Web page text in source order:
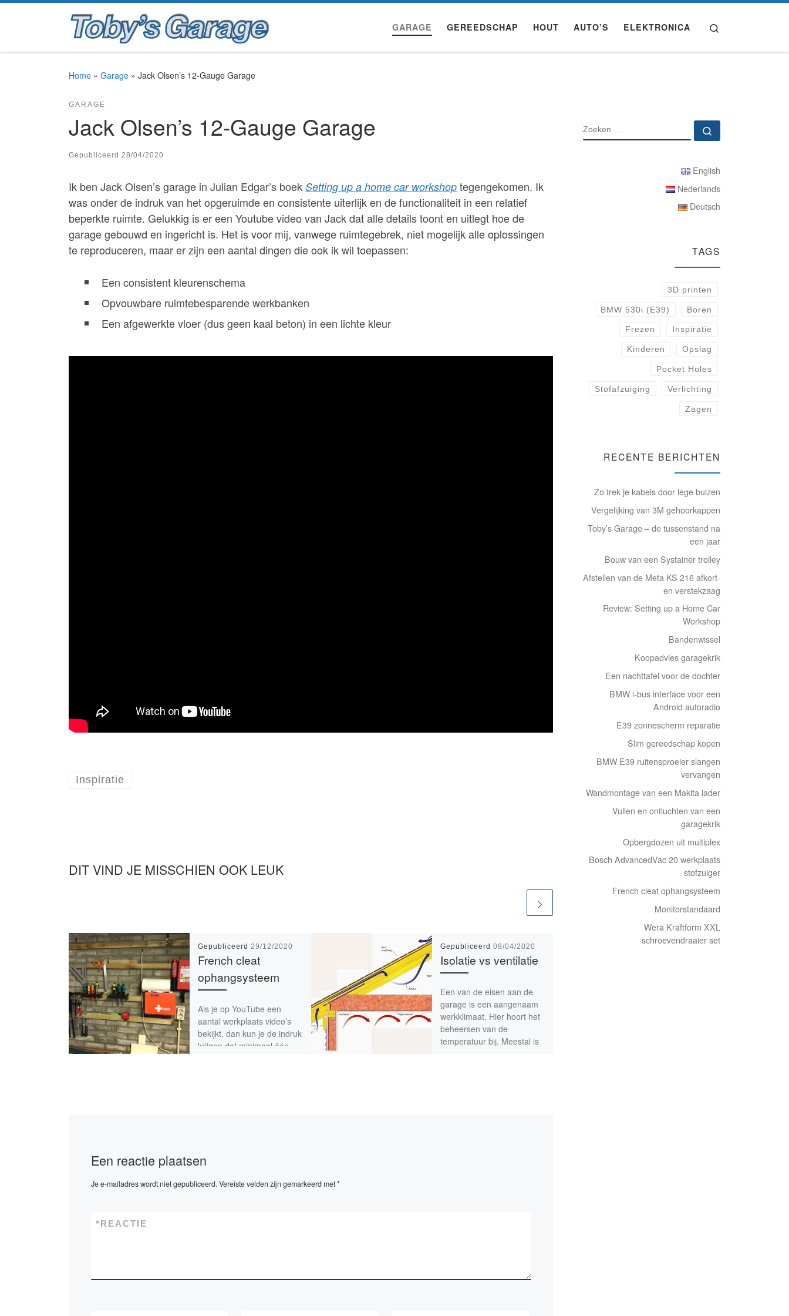
Ga naar inhoud
GARAGE GEREEDSCHAP HOUT AUTO’S ELEKTRONICA
Home » Garage » Jack Olsen’s 12-Gauge Garage
GARAGE
Jack Olsen’s 12-Gauge Garage
Gepubliceerd 28/04/2020
Ik ben Jack Olsen’s garage in Julian Edgar’s boek Setting up a home car workshop tegengekomen. Ik
was onder de indruk van het opgeruimde en consistente uiterlijk en de functionaliteit in een relatief
beperkte ruimte. Gelukkig is er een Youtube video van Jack dat alle details toont en uitlegt hoe de
garage gebouwd en ingericht is. Het is voor mij, vanwege ruimtegebrek, niet mogelijk alle oplossingen
te reproduceren, maar er zijn een aantal dingen die ook ik wil toepassen:
Een consistent kleurenschema
Opvouwbare ruimtebesparende werkbanken
Een afgewerkte vloer (dus geen kaal beton) in een lichte kleur
Inspiratie
DIT VIND JE MISSCHIEN OOK LEUK
Gepubliceerd 29/12/2020
French cleat
ophangsysteem
Als je op YouTube een
aantal werkplaats video’s
bekijkt, dan kun je de indruk
krijgen dat minimaal één
Gepubliceerd 08/04/2020
Isolatie vs ventilatie
Een van de eisen aan de
garage is een aangenaam
werkklimaat. Hier hoort het
beheersen van de
temperatuur bij. Meestal is
Gepubliceerd
Een reactie plaatsen
Je e-mailadres wordt niet gepubliceerd.Vereiste velden zijn gemarkeerd met*
REACTIE
*
ZOEKEN
English
Nederlands
Deutsch
TAGS
3D printen
BMW 530i (E39) Boren
Frezen Inspiratie
Kinderen Opslag
Pocket Holes
Stofafzuiging Verlichting
Zagen
RECENTE BERICHTEN
Zo trek je kabels door lege buizen
Vergelijking van 3M gehoorkappen
Toby’s Garage – de tussenstand na
een jaar
Bouw van een Systainer trolley
Afstellen van de Meta KS 216 afkort-
en verstekzaag
Review: Setting up a Home Car
Workshop
Bandenwissel
Koopadvies garagekrik
Een nachttafel voor de dochter
BMW i-bus interface voor een
Android autoradio
E39 zonnescherm reparatie
Slim gereedschap kopen
BMW E39 ruitensproeier slangen
vervangen
Wandmontage van een Makita lader
Vullen en ontluchten van een
garagekrik
Opbergdozen uit multiplex
Bosch AdvancedVac 20 werkplaats
stofzuiger
French cleat ophangsysteem
Monitorstandaard
Wera Kraftform XXL
schroevendraaier set